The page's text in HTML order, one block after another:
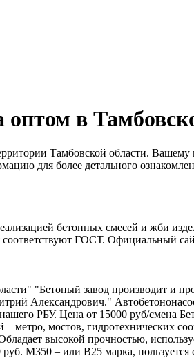
в
Тамбовской области.
для более детального
бетонных смесей и жби
ГОСТ. Официальный
"Бетоный завод производит и
Александрович."
нашего РБУ. Цена от 15000 руб/
– метро, мостов,
Обладает высокой прочностью,
М350 – или B25 марка, пользуется